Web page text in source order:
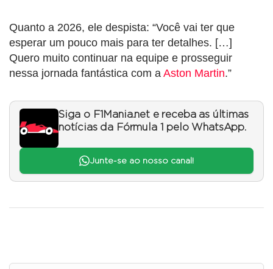
Quanto a 2026, ele despista: “Você vai ter que
esperar um pouco mais para ter detalhes. […]
Quero muito continuar na equipe e prosseguir
nessa jornada fantástica com a Aston Martin.”
Siga o F1Mania.net e receba as últimas
notícias da Fórmula 1 pelo WhatsApp.
Junte-se ao nosso canal!